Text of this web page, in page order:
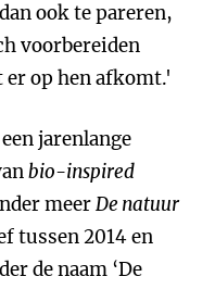
ook te pareren,
voorbereiden
er op hen afkomt.'
jarenlange
bio-inspired
meerDe natuur
tussen 2014 en
de naam ‘De